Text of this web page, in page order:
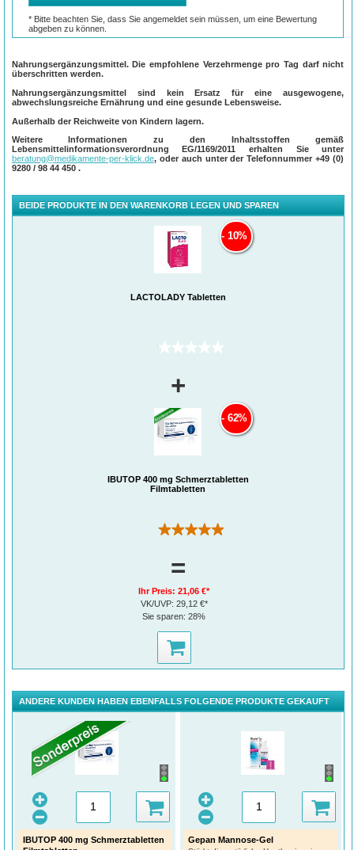
Nahrungsergänzungsmittel. Die empfohlene Verzehrmenge pro Tag darf nicht
überschritten werden.
Nahrungsergänzungsmittel sind kein Ersatz für eine ausgewogene,
abwechslungsreiche Ernährung und eine gesunde Lebensweise.
Außerhalb der Reichweite von Kindern lagern.
Weitere Informationen zu den Inhaltsstoffen gemäß
Lebensmittelinformationsverordnung EG/1169/2011 erhalten Sie unter
beratung@medikamente-per-klick.de, oder auch unter der Telefonnummer+49 (0)
9280 / 98 44 450 .
BEIDE PRODUKTE IN DEN WARENKORB LEGEN UND SPAREN
LACTOLADY Tabletten
(0)
10%
+
IBUTOP 400 mg Schmerztabletten
Filmtabletten
(169)
62%
=
Ihr Preis:21,06 €*
VK/UVP: 29,12 €*
Sie sparen:28%
ANDERE KUNDEN HABEN EBENFALLS FOLGENDE PRODUKTE GEKAUFT
IBUTOP 400 mg Schmerztabletten
Gepan Mannose-Gel